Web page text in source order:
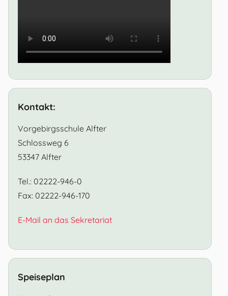
Kontakt:
Vorgebirgsschule Alfter
Schlossweg 6
53347 Alfter
Tel.: 02222-946-0
Fax: 02222-946-170
E-Mail an das Sekretariat
Speiseplan